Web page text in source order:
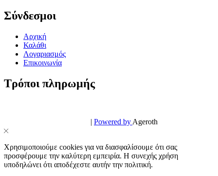
Σύνδεσμοι
Αρχική
Καλάθι
Λογαριασμός
Επικοινωνία
Τρόποι πληρωμής
| Powered by Ageroth
Χρησιμοποιούμε cookies για να διασφαλίσουμε ότι σας
προσφέρουμε την καλύτερη εμπειρία. Η συνεχής χρήση
υποδηλώνει ότι αποδέχεστε αυτήν την πολιτική.